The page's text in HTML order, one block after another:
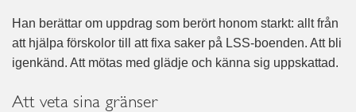
Han berättar om uppdrag som berört honom starkt: allt från
att hjälpa förskolor till att fixa saker på LSS-boenden. Att bli
igenkänd. Att mötas med glädje och känna sig uppskattad.
Att veta sina gränser